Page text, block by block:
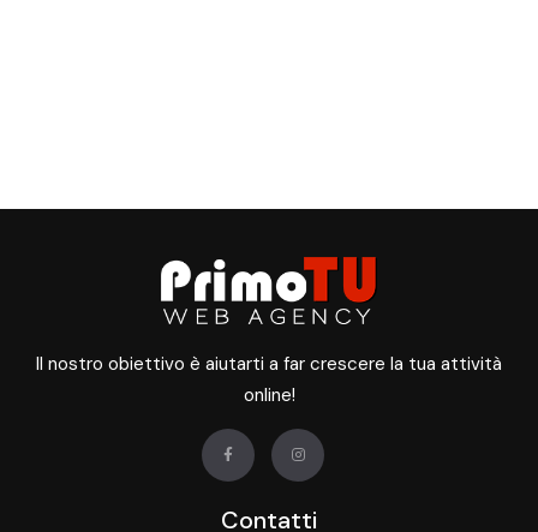
Il nostro obiettivo è aiutarti a far crescere la tua attività
online!
Contatti